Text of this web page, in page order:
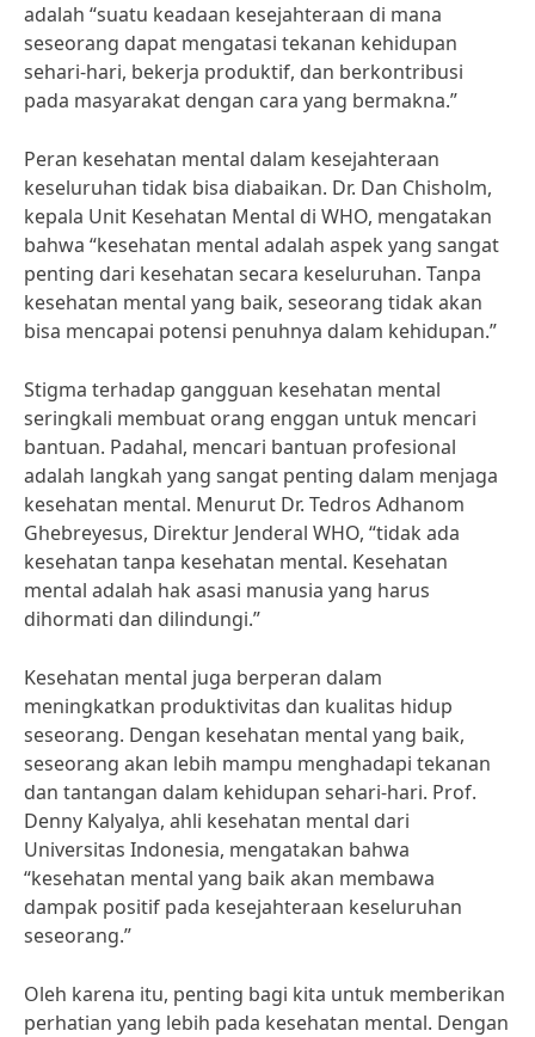
adalah “suatu keadaan kesejahteraan di mana
seseorang dapat mengatasi tekanan kehidupan
sehari-hari, bekerja produktif, dan berkontribusi
pada masyarakat dengan cara yang bermakna.”
Peran kesehatan mental dalam kesejahteraan
keseluruhan tidak bisa diabaikan. Dr. Dan Chisholm,
kepala Unit Kesehatan Mental di WHO, mengatakan
bahwa “kesehatan mental adalah aspek yang sangat
penting dari kesehatan secara keseluruhan. Tanpa
kesehatan mental yang baik, seseorang tidak akan
bisa mencapai potensi penuhnya dalam kehidupan.”
Stigma terhadap gangguan kesehatan mental
seringkali membuat orang enggan untuk mencari
bantuan. Padahal, mencari bantuan profesional
adalah langkah yang sangat penting dalam menjaga
kesehatan mental. Menurut Dr. Tedros Adhanom
Ghebreyesus, Direktur Jenderal WHO, “tidak ada
kesehatan tanpa kesehatan mental. Kesehatan
mental adalah hak asasi manusia yang harus
dihormati dan dilindungi.”
Kesehatan mental juga berperan dalam
meningkatkan produktivitas dan kualitas hidup
seseorang. Dengan kesehatan mental yang baik,
seseorang akan lebih mampu menghadapi tekanan
dan tantangan dalam kehidupan sehari-hari. Prof.
Denny Kalyalya, ahli kesehatan mental dari
Universitas Indonesia, mengatakan bahwa
“kesehatan mental yang baik akan membawa
dampak positif pada kesejahteraan keseluruhan
seseorang.”
Oleh karena itu, penting bagi kita untuk memberikan
perhatian yang lebih pada kesehatan mental. Dengan